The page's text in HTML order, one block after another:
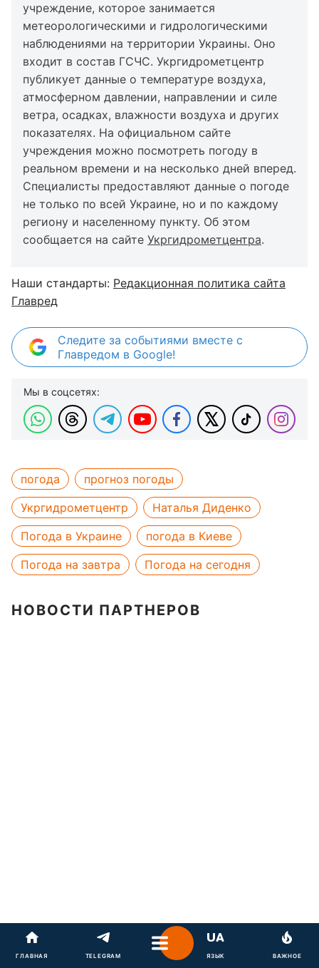
учреждение, которое занимается
метеорологическими и гидрологическими
наблюдениями на территории Украины. Оно
входит в состав ГСЧС. Укргидрометцентр
публикует данные о температуре воздуха,
атмосферном давлении, направлении и силе
ветра, осадках, влажности воздуха и других
показателях. На официальном сайте
учреждения можно посмотреть погоду в
реальном времени и на несколько дней вперед.
Специалисты предоставляют данные о погоде
не только по всей Украине, но и по каждому
региону и населенному пункту. Об этом
сообщается на сайте Укргидрометцентра.
Наши стандарты: Редакционная политика сайта
Главред
Следите за событиями вместе с
Главредом в Google!
Мы в соцсетях:
погода
прогноз погоды
Укргидрометцентр
Наталья Диденко
Погода в Украине
погода в Киеве
Погода на завтра
Погода на сегодня
НОВОСТИ ПАРТНЕРОВ
ГЛАВНАЯ TELEGRAM ЯЗЫК ВАЖНОЕ